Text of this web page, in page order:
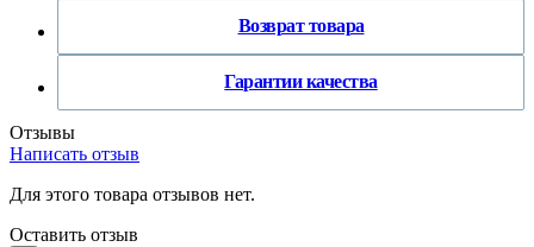
Возврат товара
Гарантии качества
Отзывы
Написать отзыв
Для этого товара отзывов нет.
Оставить отзыв